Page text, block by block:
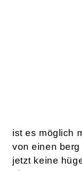
ist es möglich
von einen
jetzt keine